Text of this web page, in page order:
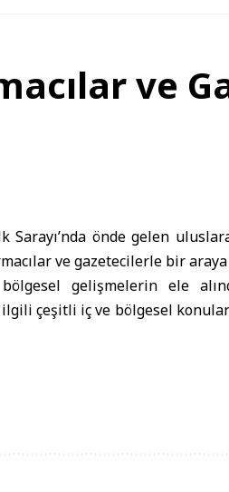
ve
Sarayı’nda önde gelen
ve gazetecilerle bir
gelişmelerin ele
çeşitli iç ve bölgesel